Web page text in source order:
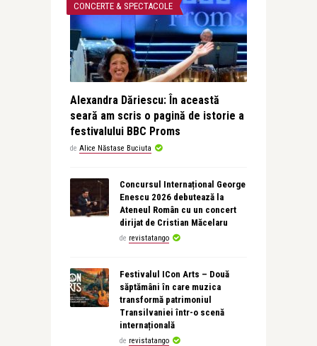
CONCERTE & SPECTACOLE
Alexandra Dăriescu: În această
seară am scris o pagină de istorie a
festivalului BBC Proms
de Alice Năstase Buciuta
Concursul Internațional George
Enescu 2026 debutează la
Ateneul Român cu un concert
dirijat de Cristian Măcelaru
de revistatango
Festivalul ICon Arts – Două
săptămâni în care muzica
transformă patrimoniul
Transilvaniei într-o scenă
internațională
de revistatango